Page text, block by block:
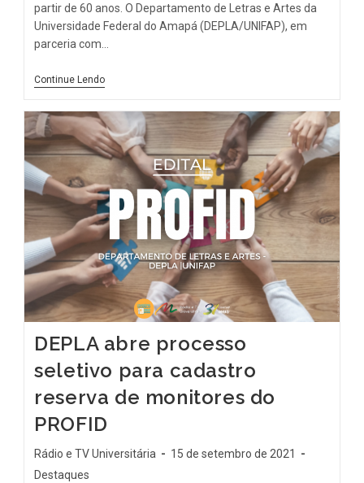
partir de 60 anos. O Departamento de Letras e Artes da
Universidade Federal do Amapá (DEPLA/UNIFAP), em
parceria com…
Continue Lendo
DEPLA abre processo
seletivo para cadastro
reserva de monitores do
PROFID
Rádio e TV Universitária
15 de setembro de 2021
Destaques